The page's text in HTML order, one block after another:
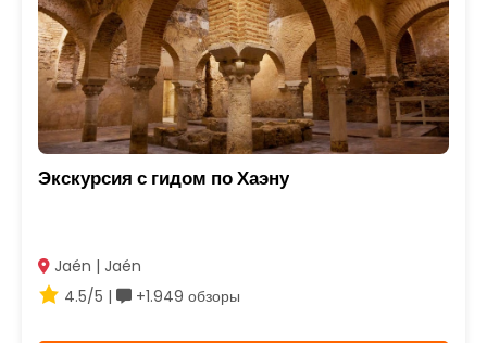
Экскурсия с гидом по Хаэну
Jaén | Jaén
4.5/5 |
+1.949 обзоры